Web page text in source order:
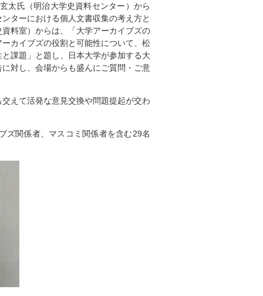
太氏（明治大学史資料センター）から
ターにおける個人文書収集の考え方と
料室）からは、「大学アーカイブズの
カイブズの役割と可能性について、松
課題」と題し、日本大学が参加する大
対し、会場からも盛んにご質問・ご意
えて活発な意見交換や問題提起が交わ
関係者、マスコミ関係者を含む29名